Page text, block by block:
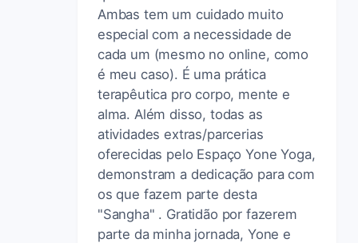
Ambas tem um cuidado muito
especial com a necessidade de
cada um (mesmo no online, como
é meu caso). É uma prática
terapêutica pro corpo, mente e
alma. Além disso, todas as
atividades extras/parcerias
oferecidas pelo Espaço Yone Yoga,
demonstram a dedicação para com
os que fazem parte desta
"Sangha" . Gratidão por fazerem
parte da minha jornada, Yone e